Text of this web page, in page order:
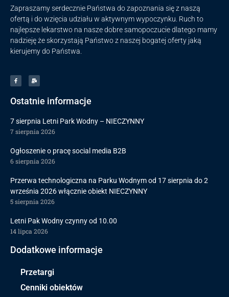
Zapraszamy serdecznie Państwa do zapoznania się z naszą
ofertą i do wzięcia udziału w aktywnym wypoczynku. Ruch to
najlepsze lekarstwo na nasze dobre samopoczucie dlatego mamy
nadzieję że skorzystają Państwo z naszej bogatej oferty jaką
kierujemy do Państwa.
Ostatnie informacje
7 sierpnia Letni Park Wodny – NIECZYNNY
7 sierpnia 2026
Ogłoszenie o pracę social media B2B
6 sierpnia 2026
Przerwa technologiczna na Parku Wodnym od 17 sierpnia do 2
września 2026 włącznie obiekt NIECZYNNY
5 sierpnia 2026
Letni Pak Wodny czynny od 10.00
14 lipca 2026
Dodatkowe informacje
Przetargi
Cenniki obiektów